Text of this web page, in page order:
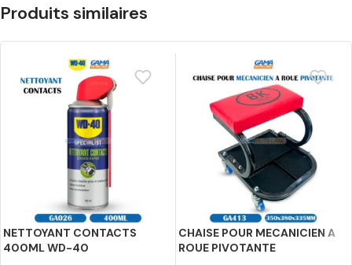
Produits similaires
NETTOYANT CONTACTS
400ML WD-40
CHAISE POUR MECANICIEN A
ROUE PIVOTANTE